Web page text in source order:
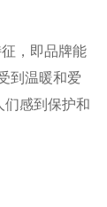
，即品牌能
到温暖和爱
们感到保护和